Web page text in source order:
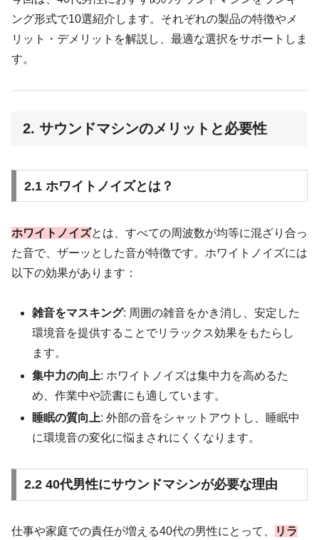
ング形式で10選紹介します。それぞれの製品の特徴やメ
リット・デメリットを解説し、最適な選択をサポートしま
す。
2. サウンドマシンのメリットと必要性
2.1 ホワイトノイズとは？
ホワイトノイズとは、すべての周波数が均等に混ざり合っ
た音で、ザーッとした音が特徴です。ホワイトノイズには
以下の効果があります：
雑音をマスキング: 周囲の雑音をかき消し、安定した
環境音を提供することでリラックス効果をもたらし
ます。
集中力の向上: ホワイトノイズは集中力を高めるた
め、作業中や読書にも適しています。
睡眠の質向上: 外部の音をシャットアウトし、睡眠中
に環境音の変化に悩まされにくくなります。
2.2 40代男性にサウンドマシンが必要な理由
仕事や家庭での責任が増える40代の男性にとって、 リラ